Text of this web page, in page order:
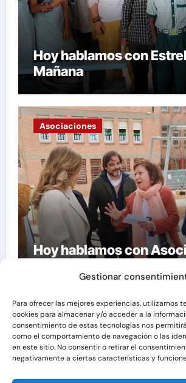
Gestionar
Para ofrecer las mejores experiencias, utilizamos
cookies para almacenar y/o acceder a la
consentimiento de estas tecnologías nos
como el comportamiento de navegación o las
en este sitio. No consentir o retirar el
negativamente a ciertas características y
Hoy hablamos con
Mañana
Asociaciones
Hoy hablamos con